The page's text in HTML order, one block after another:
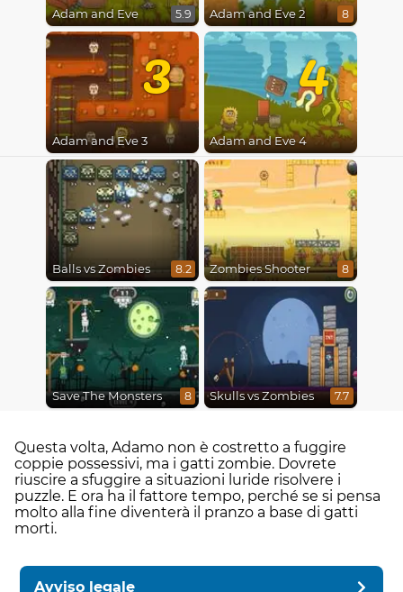
Adam and Eve 5.9 Adam and Eve 2 8
3
Adam and Eve 3
4
Adam and Eve 4
Balls vs Zombies 8.2 Zombies Shooter 8
Save The Monsters 8 Skulls vs Zombies 7.7
Questa volta, Adamo non è costretto a fuggire
coppie possessivi, ma i gatti zombie. Dovrete
riuscire a sfuggire a situazioni luride risolvere i
puzzle. E ora ha il fattore tempo, perché se si pensa
molto alla fine diventerà il pranzo a base di gatti
morti.
Avviso legale